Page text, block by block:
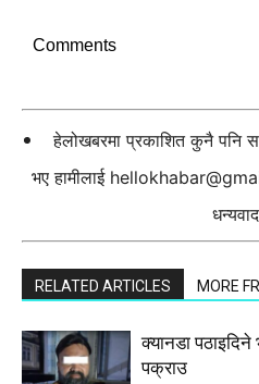
Comments
हेलोखबरमा प्रकाशित कुनै पनि
भए हामीलाई
RELATED ARTICLES MORE
क्यानडा
पक्राउ